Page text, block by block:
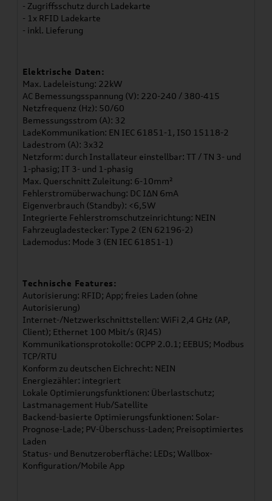
- Zugriffsschutz durch Ladekarte
- 1x RFID Ladekarte
- inkl. Lieferung
Elektrische Daten:
Max. Ladeleistung: 22kW
AC Bemessungsspannung (V): 220-240 / 380-415
Netzfrequenz (Hz): 50/60
Bemessungsstrom (A): 32
LadeKommunikation: EN IEC 61851-1, ISO 15118-2
Ladestrom (A): 3x32
Netzform: durch Installateur einstellbar: TT / TN 3- und
1-phasig; IT 3- und 1-phasig
Max. Querschnitt Zuleitung: 6-10mm²
Fehlerstromüberwachung: DC IΔN 6mA
Eigenverbrauch (Standby): <6,5W
Integrierte Fehlerstromschutzeinrichtung: NEIN
Fahrzeugladestecker: Type 2 (EN 62196-2)
Lademodus: Mode 3 (EN IEC 61851-1)
Technische Features:
Autorisierung: RFID; App; freies Laden (ohne
Autorisierung)
Internet-/Netzwerkschnittstellen: WiFi 2,4 GHz (AP,
Client); Ethernet 100 Mbit/s (RJ45)
Kommunikationsprotokolle: OCPP 2.0.1; EEBUS; Modbus
TCP/RTU
Konform zu deutschen Eichrecht: NEIN
Energiezähler: integriert
Lokale Optimierungsfunktionen: Überlastschutz;
Lastmanagement Hub/Satellite
Backend-basierte Optimierungsfunktionen: Solar-
Prognose-Lade; PV-Überschuss-Laden; Preisoptimiertes
Laden
Status- und Benutzeroberfläche: LEDs; Wallbox-
Konfiguration/Mobile App